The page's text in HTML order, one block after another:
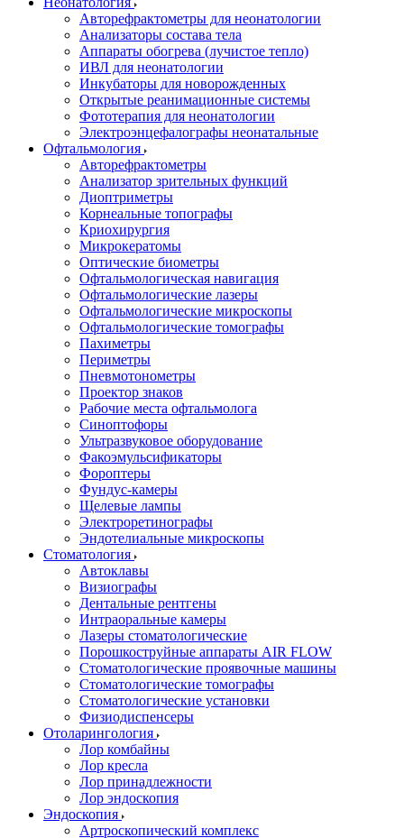
Авторефрактометры для неонатологии
Анализаторы состава тела
Аппараты обогрева (лучистое тепло)
ИВЛ для неонатологии
Инкубаторы для новорожденных
Открытые реанимационные системы
Фототерапия для неонатологии
Электроэнцефалографы неонатальные
Офтальмология
Авторефрактометры
Анализатор зрительных функций
Диоптриметры
Корнеальные топографы
Криохирургия
Микрокератомы
Оптические биометры
Офтальмологическая навигация
Офтальмологические лазеры
Офтальмологические микроскопы
Офтальмологические томографы
Пахиметры
Периметры
Пневмотонометры
Проектор знаков
Рабочие места офтальмолога
Синоптофоры
Ультразвуковое оборудование
Факоэмульсификаторы
Фороптеры
Фундус-камеры
Щелевые лампы
Электроретинографы
Эндотелиальные микроскопы
Стоматология
Автоклавы
Визиографы
Дентальные рентгены
Интраоральные камеры
Лазеры стоматологические
Порошкоструйные аппараты AIR FLOW
Стоматологические проявочные машины
Стоматологические томографы
Стоматологические установки
Физиодиспенсеры
Отоларингология
Лор комбайны
Лор кресла
Лор принадлежности
Лор эндоскопия
Эндоскопия
Артроскопический комплекс